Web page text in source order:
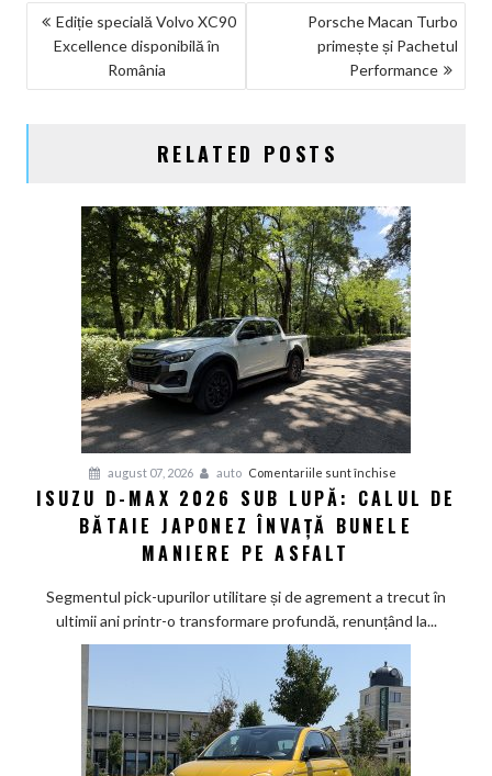
NAVIGARE
ARTICOLE
Ediție specială Volvo XC90
Excellence disponibilă în
România
Porsche Macan Turbo
primește și Pachetul
Performance
RELATED POSTS
august 07, 2026 auto Comentariile sunt închise
Isuzu
D-
sub
lupă:
de
bătaie
japonez
învață
bunele
ISUZU D-MAX 2026 SUB LUPĂ: CALUL DE
BĂTAIE JAPONEZ ÎNVAȚĂ BUNELE
MANIERE PE ASFALT
Segmentul pick-upurilor utilitare și de agrement a trecut în
ultimii ani printr-o transformare profundă, renunțând la...